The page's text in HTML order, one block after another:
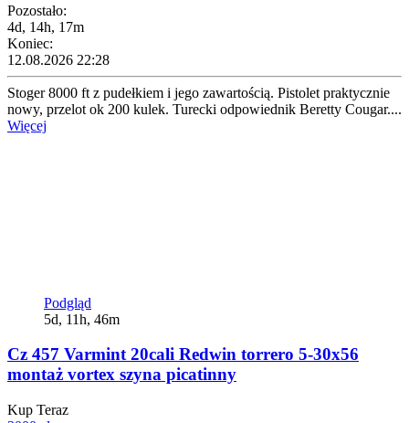
Pozostało:
4d, 14h, 17m
Koniec:
12.08.2026 22:28
Stoger 8000 ft z pudełkiem i jego zawartością. Pistolet praktycznie
nowy, przelot ok 200 kulek. Turecki odpowiednik Beretty Cougar....
Więcej
Podgląd
5d, 11h, 46m
Cz 457 Varmint 20cali Redwin torrero 5-30x56
montaż vortex szyna picatinny
Kup Teraz